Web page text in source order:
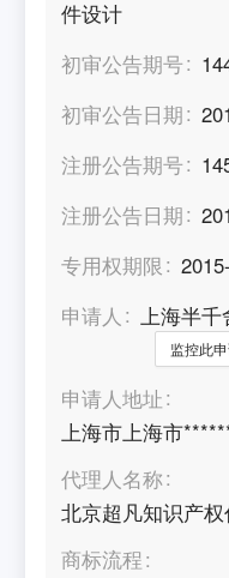
件设计
初审公告期号
初审公告日期
注册公告期号
注册公告日期
专用权期限
申请人
上海半
监控此
申请人地址
上海市上海市
代理人名称
北京超凡知识产
商标流程